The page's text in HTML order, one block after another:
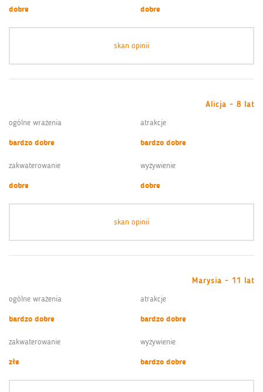
dobre dobre
skan opinii
Alicja - 8 lat
ogólne wrażenia
bardzo dobre
atrakcje
bardzo dobre
zakwaterowanie
dobre
wyżywienie
dobre
skan opinii
Marysia - 11 lat
ogólne wrażenia
bardzo dobre
atrakcje
bardzo dobre
zakwaterowanie
złe
wyżywienie
bardzo dobre